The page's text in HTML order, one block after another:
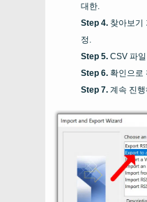
대한.
찾아보기
정.
CSV 파일
확인으로
계속 진